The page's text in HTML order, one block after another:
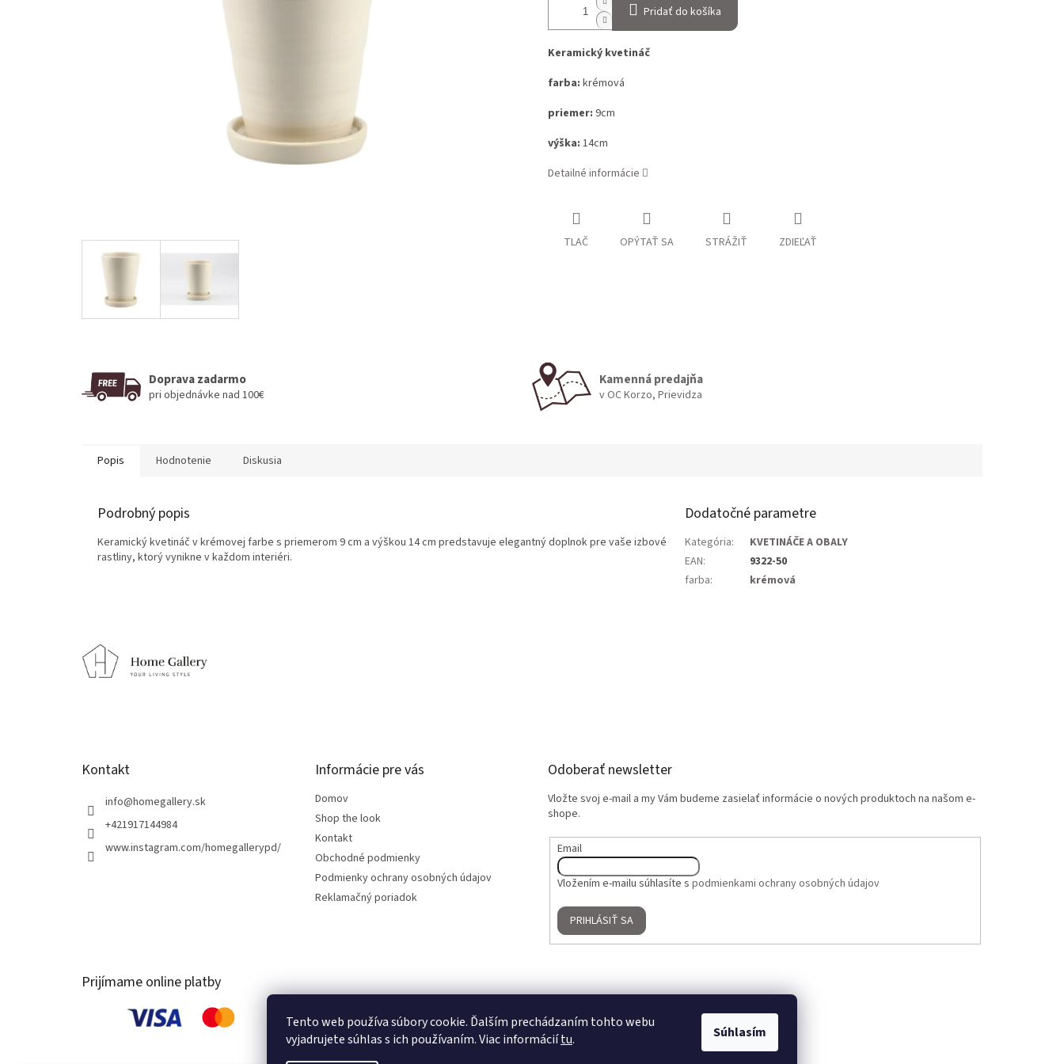
Tento web používa súbory cookie. Ďalším prechádzaním tohto webu
vyjadrujete súhlas s ich používaním. Viac informáciítu. Súhlasím
Pridať do košíka
Keramický kvetináč
farba: krémová
priemer: 9cm
výška: 14cm
Detailné informácie
TLAČ OPÝTAŤ SA STRÁŽIŤ ZDIEĽAŤ
Doprava zadarmo
pri objednávke nad 100€
Kamenná predajňa
v OC Korzo, Prievidza
Popis Hodnotenie Diskusia
Podrobný popis
Keramický kvetináč v krémovej farbe s priemerom 9 cm a výškou 14 cm predstavuje elegantný doplnok pre vaše izbové
rastliny, ktorý vynikne v každom interiéri.
Dodatočné parametre
Kategória:
KVETINÁČE A OBALY
EAN:
9322-50
farba: krémová
Kontakt
info@homegallery.sk
+421917144984
www.instagram.com/homegallerypd/
Informácie pre vás
Domov
Shop the look
Kontakt
Obchodné podmienky
Podmienky ochrany osobných údajov
Reklamačný poriadok
Odoberať newsletter
Vložte svoj e-mail a my Vám budeme zasielať informácie o nových produktoch na našom e-
shope.
Email
Vložením e-mailu súhlasíte s podmienkami ochrany osobných údajov
PRIHLÁSIŤ SA
Prijímame online platby